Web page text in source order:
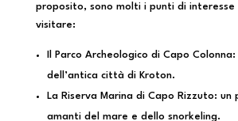
proposito, sono molti i punti di interesse
visitare:
Il Parco Archeologico di Capo
dell’antica città di Kroton.
La Riserva Marina di Capo Rizzuto: un
amanti del mare e dello snorkeling.